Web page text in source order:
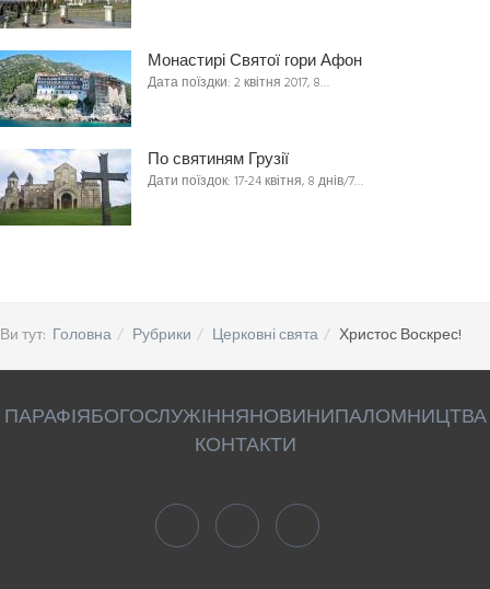
Монастирі Святої гори Афон
Дата поїздки: 2 квітня 2017, 8…
По святиням Грузії
Дати поїздок: 17-24 квітня, 8 днів/7…
Ви тут: Головна Рубрики Церковні свята Христос Воскрес!
ПАРАФІЯБОГОСЛУЖІННЯНОВИНИПАЛОМНИЦТВА
КОНТАКТИ